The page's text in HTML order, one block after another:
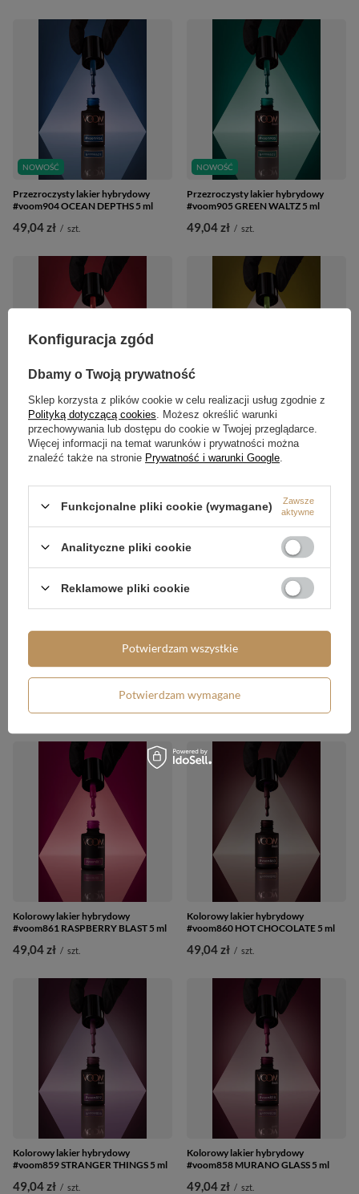
NOWOŚĆ
Przezroczysty lakier hybrydowy
#voom904 OCEAN DEPTHS 5 ml
49,04 zł / szt.
NOWOŚĆ
Przezroczysty lakier hybrydowy
#voom905 GREEN WALTZ 5 ml
49,04 zł / szt.
NOWOŚĆ
Przezroczysty lakier hybrydowy
#voom906 VA VA VOOM 5 ml
49,04 zł / szt.
NOWOŚĆ
Przezroczysty lakier hybrydowy
#voom907 JUNGLE BOOGIE 5 ml
49,04 zł / szt.
Przezroczysty lakier hybrydowy
#voom901 AWESOME AUBERGINE
49,04 zł / szt.
Kolorowy lakier hybrydowy
#voom862 PLUM DELICIOUS 5 ml
49,04 zł /
Kolorowy lakier hybrydowy
#voom861 RASPBERRY BLAST 5 ml
49,04 zł / szt.
Kolorowy lakier hybrydowy
#voom860 HOT CHOCOLATE 5 ml
49,04 zł / szt.
Kolorowy lakier hybrydowy
#voom859 STRANGER THINGS 5 ml
49,04 zł / szt.
Kolorowy lakier hybrydowy
#voom858 MURANO GLASS 5 ml
49,04 zł / szt.
Konfiguracja zgód
Dbamy o Twoją prywatność
Sklep korzysta z plików cookie w celu realizacji usług zgodnie z
Polityką dotyczącą cookies . Możesz określić warunki
przechowywania lub dostępu do cookie w Twojej przeglądarce.
Więcej informacji na temat warunków i prywatności można
znaleźć także na stronie Prywatność i warunki Google
Funkcjonalne pliki cookie (wymagane)
Zawsze
aktywne
Analityczne pliki cookie
Reklamowe pliki cookie
Potwierdzam wymagane
Potwierdzam wszystkie